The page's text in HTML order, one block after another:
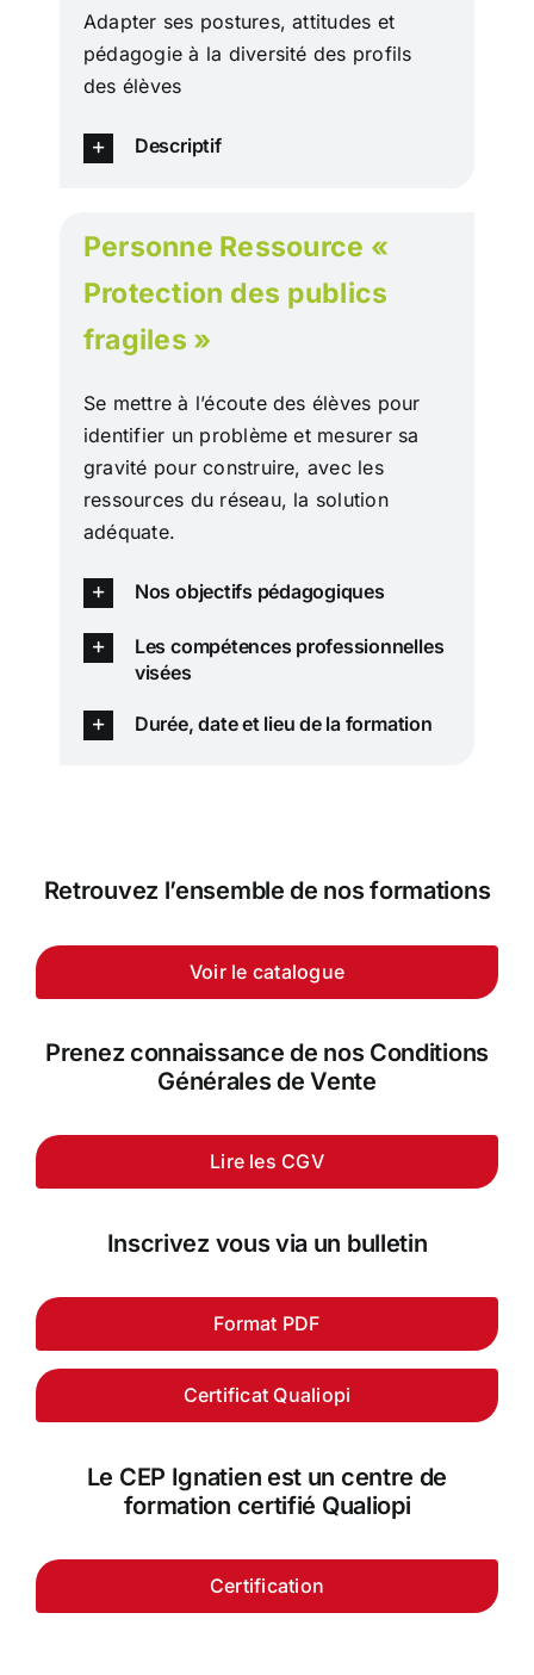
Adapter ses postures, attitudes et
pédagogie à la diversité des profils
des élèves
Descriptif
Personne Ressource «
Protection des publics
fragiles »
Se mettre à l’écoute des élèves pour
identifier un problème et mesurer sa
gravité pour construire, avec les
ressources du réseau, la solution
adéquate.
Nos objectifs pédagogiques
Les compétences professionnelles
visées
Durée, date et lieu de la formation
Retrouvez l’ensemble de nos formations
Voir le catalogue
Prenez connaissance de nos Conditions
Générales de Vente
Lire les CGV
Inscrivez vous via un bulletin
Format PDF
Certificat Qualiopi
Le CEP Ignatien est un centre de
formation certifié Qualiopi
Certification